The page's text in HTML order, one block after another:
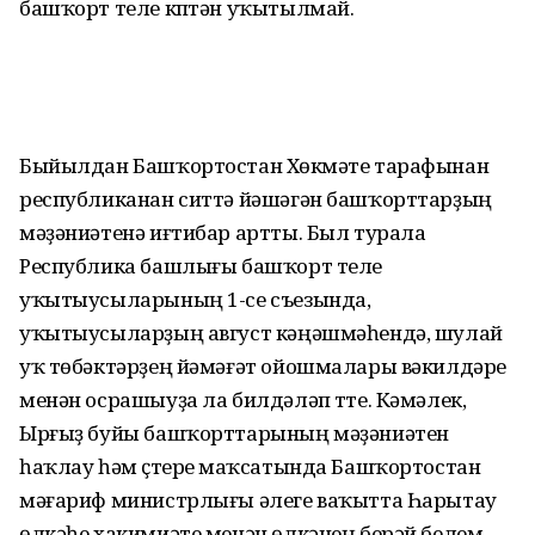
башҡорт теле күптән уҡытылмай.
Быйылдан Башҡортостан Хөкүмәте тарафынан
республиканан ситтә йәшәгән башҡорттарҙың
мәҙәниәтенә иғтибар артты. Был турала
Республика башлығы башҡорт теле
уҡытыусыларының 1-се съезында,
уҡытыусыларҙың август кәңәшмәһендә, шулай
уҡ төбәктәрҙең йәмәғәт ойошмалары вәкилдәре
менән осрашыуҙа ла билдәләп үтте. Кәмәлек,
Ырғыҙ буйы башҡорттарының мәҙәниәтен
һаҡлау һәм үҫтереү маҡсатында Башҡортостан
мәғариф министрлығы әлеге ваҡытта Һарытау